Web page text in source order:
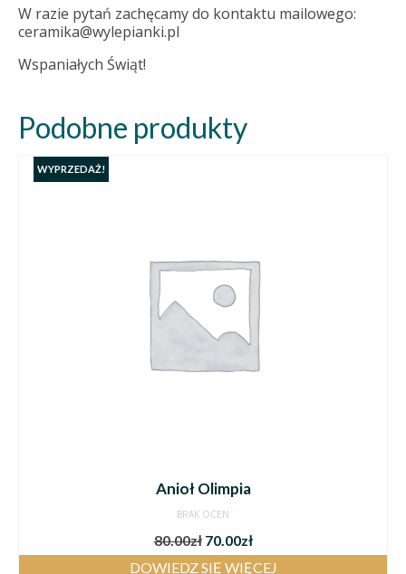
W razie pytań zachęcamy do kontaktu mailowego:
ceramika@wylepianki.pl
Wspaniałych Świąt!
Podobne produkty
WYPRZEDAŻ!
Anioł Olimpia
BRAK OCEN
80.00zł 70.00zł
DOWIEDZ SIĘ WIĘCEJ